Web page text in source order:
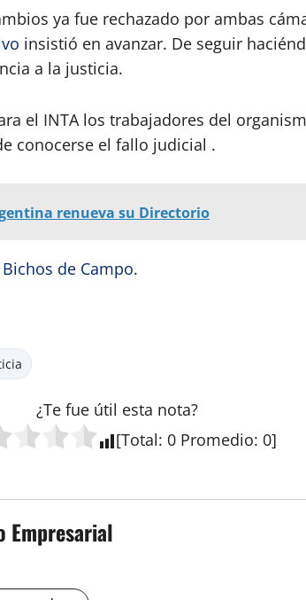
ya fue rechazado por ambas
insistió en avanzar. De seguir
a la justicia.
el INTA los trabajadores del
conocerse el fallo judicial .
renueva su Directorio
Bichos de Campo.
¿Te fue útil esta nota?
[Total: 0 Promedio: 0]
Empresarial